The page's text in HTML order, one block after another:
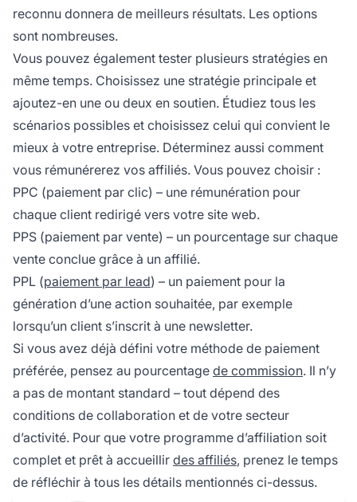
reconnu donnera de meilleurs résultats. Les options
sont nombreuses.
Vous pouvez également tester plusieurs stratégies en
même temps. Choisissez une stratégie principale et
ajoutez-en une ou deux en soutien. Étudiez tous les
scénarios possibles et choisissez celui qui convient le
mieux à votre entreprise. Déterminez aussi comment
vous rémunérerez vos affiliés. Vous pouvez choisir :
PPC (paiement par clic) – une rémunération pour
chaque client redirigé vers votre site web.
PPS (paiement par vente) – un pourcentage sur chaque
vente conclue grâce à un affilié.
PPL (paiement par lead) – un paiement pour la
génération d’une action souhaitée, par exemple
lorsqu’un client s’inscrit à une newsletter.
Si vous avez déjà défini votre méthode de paiement
préférée, pensez au pourcentage de commission. Il n’y
a pas de montant standard – tout dépend des
conditions de collaboration et de votre secteur
d’activité. Pour que votre programme d’affiliation soit
complet et prêt à accueillir des affiliés, prenez le temps
de réfléchir à tous les détails mentionnés ci-dessus.